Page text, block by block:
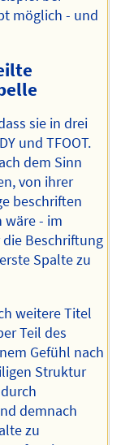
möglich - und
sie in drei
und TFOOT.
dem Sinn
von ihrer
beschriften
wäre - im
Beschriftung
Spalte zu
weitere Titel
Teil des
Gefühl nach
Struktur
demnach
zu